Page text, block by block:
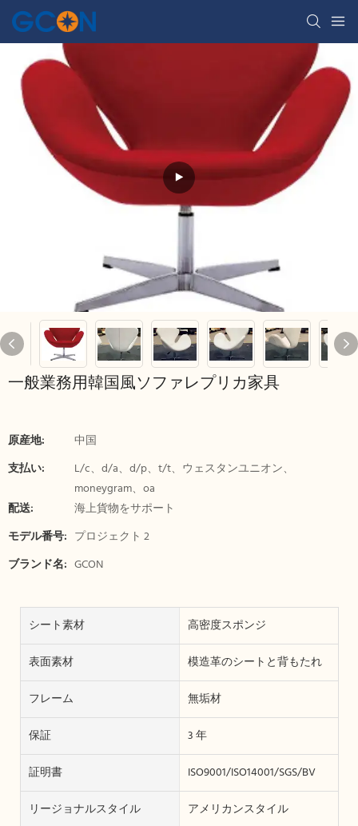
一般業務用韓国風ソファレプリカ家具
原産地:
中国
支払い:
L/c、d/a、d/p、t/t、ウェスタンユニオン、
moneygram、oa
配送:
海上貨物をサポート
モデル番号: プロジェクト 2
ブランド名: GCON
シート素材
高密度スポンジ
表面素材
模造革のシートと背もたれ
フレーム
無垢材
保証
3 年
証明書
ISO9001/ISO14001/SGS/BV
リージョナルスタイル
アメリカンスタイル